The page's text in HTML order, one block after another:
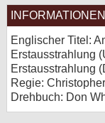
Englischer Titel:
Erstausstrahlung (
Erstausstrahlung (
Regie:
Drehbuch: Don